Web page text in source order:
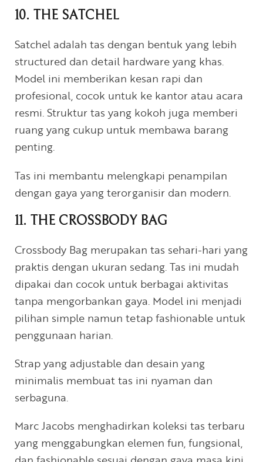
10. THE SATCHEL
Satchel adalah tas dengan bentuk yang lebih
structured dan detail hardware yang khas.
Model ini memberikan kesan rapi dan
profesional, cocok untuk ke kantor atau acara
resmi. Struktur tas yang kokoh juga memberi
ruang yang cukup untuk membawa barang
penting.
Tas ini membantu melengkapi penampilan
dengan gaya yang terorganisir dan modern.
11. THE CROSSBODY BAG
Crossbody Bag merupakan tas sehari-hari yang
praktis dengan ukuran sedang. Tas ini mudah
dipakai dan cocok untuk berbagai aktivitas
tanpa mengorbankan gaya. Model ini menjadi
pilihan simple namun tetap fashionable untuk
penggunaan harian.
Strap yang adjustable dan desain yang
minimalis membuat tas ini nyaman dan
serbaguna.
Marc Jacobs menghadirkan koleksi tas terbaru
yang menggabungkan elemen fun, fungsional,